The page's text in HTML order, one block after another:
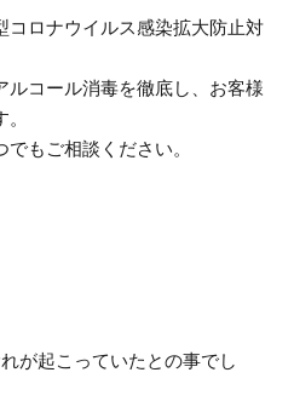
コロナウイルス感染拡大防止対
ルコール消毒を徹底し、お客様
もご相談ください。
が起こっていたとの事でし